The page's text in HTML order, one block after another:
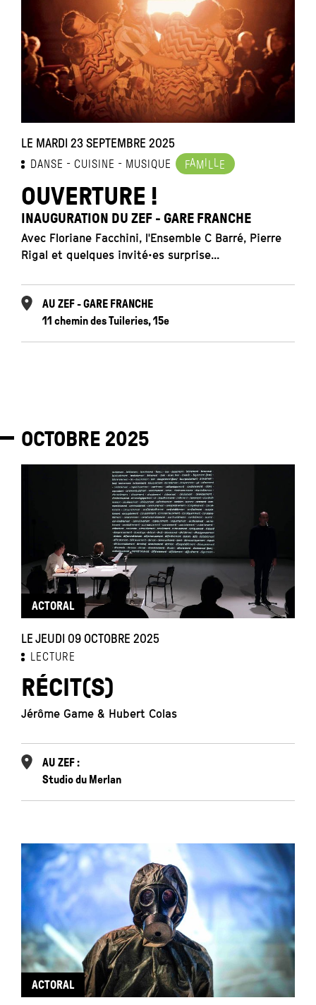
LE MARDI 23 SEPTEMBRE 2025
DANSE CUISINE MUSIQUE FAM E
OUVERTURE !
INAUGURATION DU ZEF - GARE FRANCHE
Avec Floriane Facchini, l'Ensemble C Barré, Pierre
Rigal et quelques invité•es surprise...
AU ZEF - GARE FRANCHE
11 chemin des Tuileries, 15e
OCTOBRE 2025
ACTORAL
LE JEUDI 09 OCTOBRE 2025
LECTURE
RÉCIT(S)
Jérôme Game & Hubert Colas
AU ZEF :
Studio du Merlan
ACTORAL